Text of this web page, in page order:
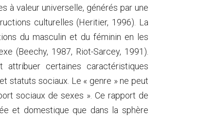
à valeur universelle, générés par une
culturelles (Heritier, 1996). La
du masculin et du féminin en les
(Beechy, 1987, Riot-Sarcey, 1991).
certaines caractéristiques
statuts sociaux. Le « genre » ne peut
sociaux de sexes ». Ce rapport de
et domestique que dans la sphère